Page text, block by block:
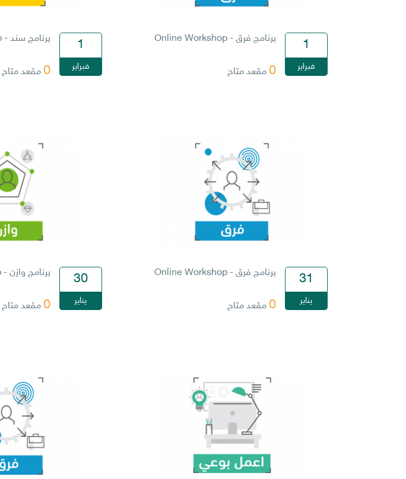
1
فبراير
برنامج فرق - Online Workshop
0 مقعد متاح
1
فبراير
برنامج سند - Online Workshop
0 مقعد متاح
31
يناير
برنامج فرق - Online Workshop
0 مقعد متاح
30
يناير
برنامج وازن - Online Workshop
0 مقعد متاح